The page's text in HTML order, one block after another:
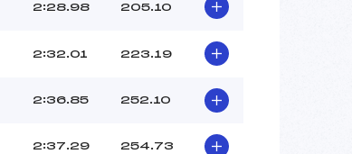
JOLAIS ADRIEN (DA)
-4
2:28.98 205.10
2:32.01 223.19
2:36.85 252.10
2:37.29 254.73